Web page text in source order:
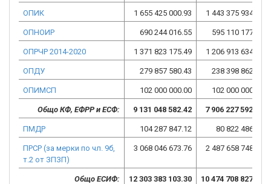
ОПИК 1 655 425 000.93 1 443 375 934.94
ОПНОИР 690 244 016.55 595 110 177.85
ОПРЧР 2014-2020 1 371 823 175.49 1 206 913 634.80
ОПДУ 279 857 580.43 238 398 862.02
ОПИМСП 102 000 000.00 102 000 000.00
Общо КФ, ЕФРР и ЕСФ: 9 131 048 582.42 7 906 227 592.61
ПМДР 104 287 847.12 80 822 486.98
ПРСР (за мерки по чл. 9б,
т.2 от ЗПЗП)
3 068 046 673.76 2 487 658 748.40
Общо ЕСИФ: 12 303 383 103.30 10 474 708 827.99